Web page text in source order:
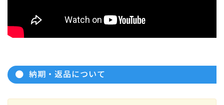
納期・返品について